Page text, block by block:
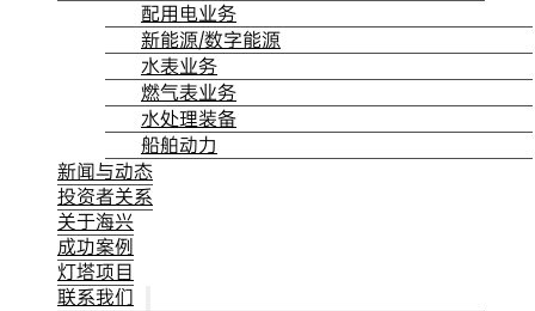
配用电业务
新能源/数字能源
水表业务
燃气表业务
水处理装备
船舶动力
新闻与动态
投资者关系
关于海兴
成功案例
灯塔项目
联系我们